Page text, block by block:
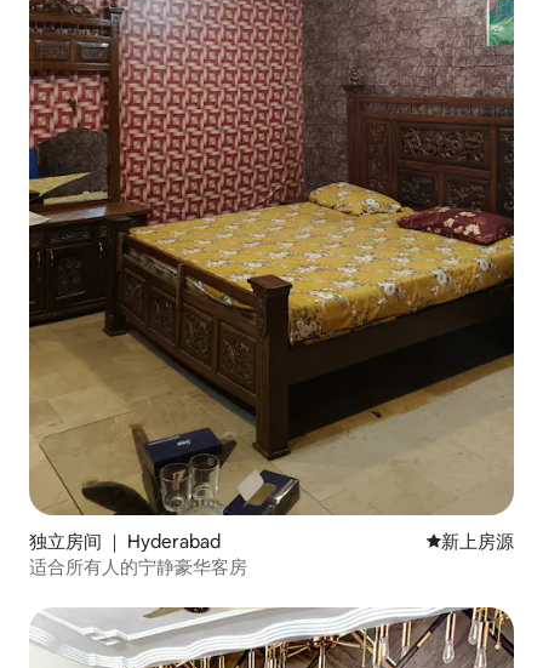
独立房间 ｜ Hyderabad 新房源
新上房源
适合所有人的宁静豪华客房